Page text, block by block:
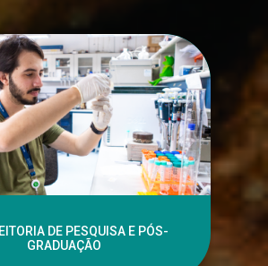
DE PESQUISA E PÓS-
GRADUAÇÃO